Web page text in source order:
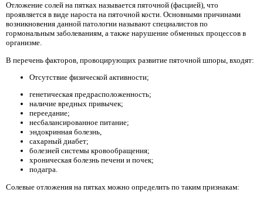
Отложение солей на пятках называется пяточной (фасцией), что
проявляется в виде нароста на пяточной кости. Основными причинами
возникновения данной патологии называют специалистов по
гормональным заболеваниям, а также нарушение обменных процессов в
организме.
В перечень факторов, провоцирующих развитие пяточной шпоры, входят:
Отсутствие физической активности;
генетическая предрасположенность;
наличие вредных привычек;
переедание;
несбалансированное питание;
эндокринная болезнь,
сахарный диабет;
болезней системы кровообращения;
хроническая болезнь печени и почек;
подагра.
Солевые отложения на пятках можно определить по таким признакам: